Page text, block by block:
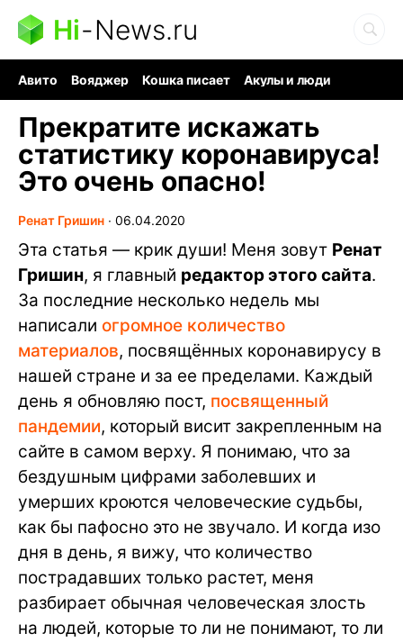
Hi-News.ru
Авито Вояджер Кошка писает
Акулы и люди
Прекратите искажать
статистику коронавируса!
Это очень опасно!
Ренат Гришин ∙ 06.04.2020
Эта статья — крик души! Меня зовут Ренат
Гришин, я главный редактор этого сайта.
За последние несколько недель мы
написали огромное количество
материалов, посвящённых коронавирусу в
нашей стране и за ее пределами. Каждый
день я обновляю пост, посвященный
пандемии, который висит закрепленным на
сайте в самом верху. Я понимаю, что за
бездушным цифрами заболевших и
умерших кроются человеческие судьбы,
как бы пафосно это не звучало. И когда изо
дня в день, я вижу, что количество
пострадавших только растет, меня
разбирает обычная человеческая злость
на людей, которые то ли не понимают, то ли